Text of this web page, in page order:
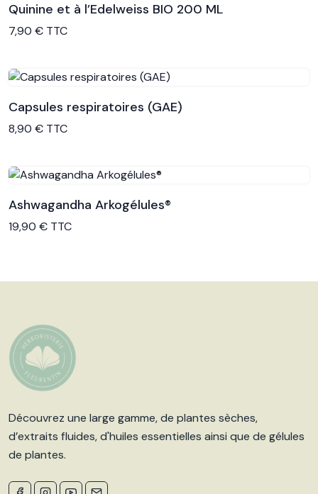
Voir le produit
Quinine et à l’Edelweiss BIO 200 ML
7,90 € TTC
Voir le produit
Capsules respiratoires (GAE)
8,90 € TTC
Voir le produit
Ashwagandha Arkogélules®
19,90 € TTC
Découvrez une large gamme, de plantes sèches,
d’extraits fluides, d'huiles essentielles ainsi que de gélules
de plantes.